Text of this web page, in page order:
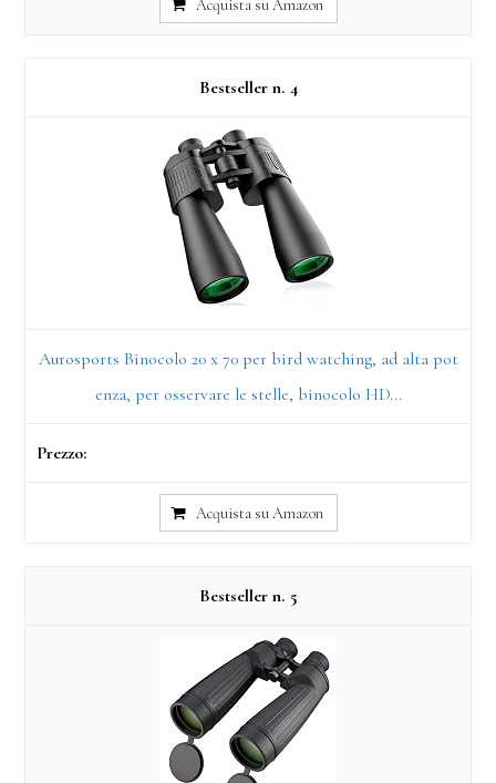
Acquista su Amazon
4
Aurosports Binocolo 20 x 70 per bird watching, ad alta pot
enza, per osservare le stelle, binocolo HD...
Acquista su Amazon
5